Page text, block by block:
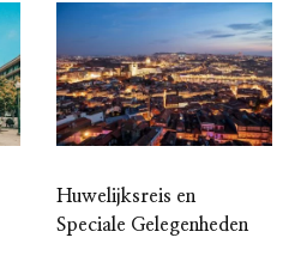
Huwelijksreis en
Speciale Gelegenheden